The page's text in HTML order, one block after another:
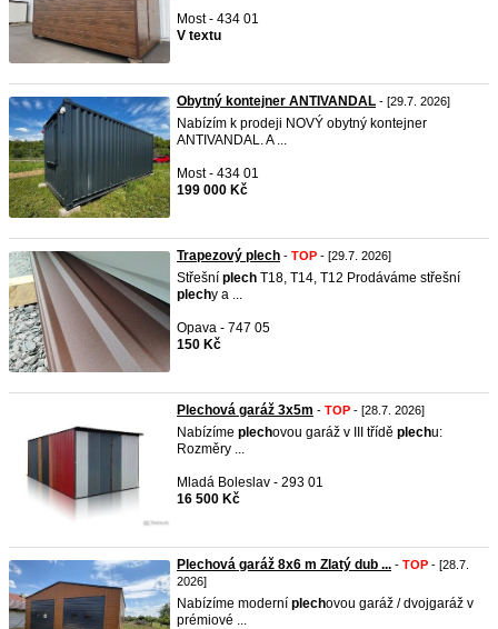
Most - 434 01
V textu
Obytný kontejner ANTIVANDAL - [29.7. 2026]
Nabízím k prodeji NOVÝ obytný kontejner
ANTIVANDAL. A ...
Most - 434 01
199 000 Kč
Trapezový plech - TOP - [29.7. 2026]
Střešní plech T18, T14, T12 Prodáváme střešní
plechy a ...
Opava - 747 05
150 Kč
Plechová garáž 3x5m - TOP - [28.7. 2026]
Nabízíme plechovou garáž v III třídě plechu:
Rozměry ...
Mladá Boleslav - 293 01
16 500 Kč
Plechová garáž 8x6 m Zlatý dub ... - TOP - [28.7.
2026]
Nabízíme moderní plechovou garáž / dvojgaráž v
prémiové ...